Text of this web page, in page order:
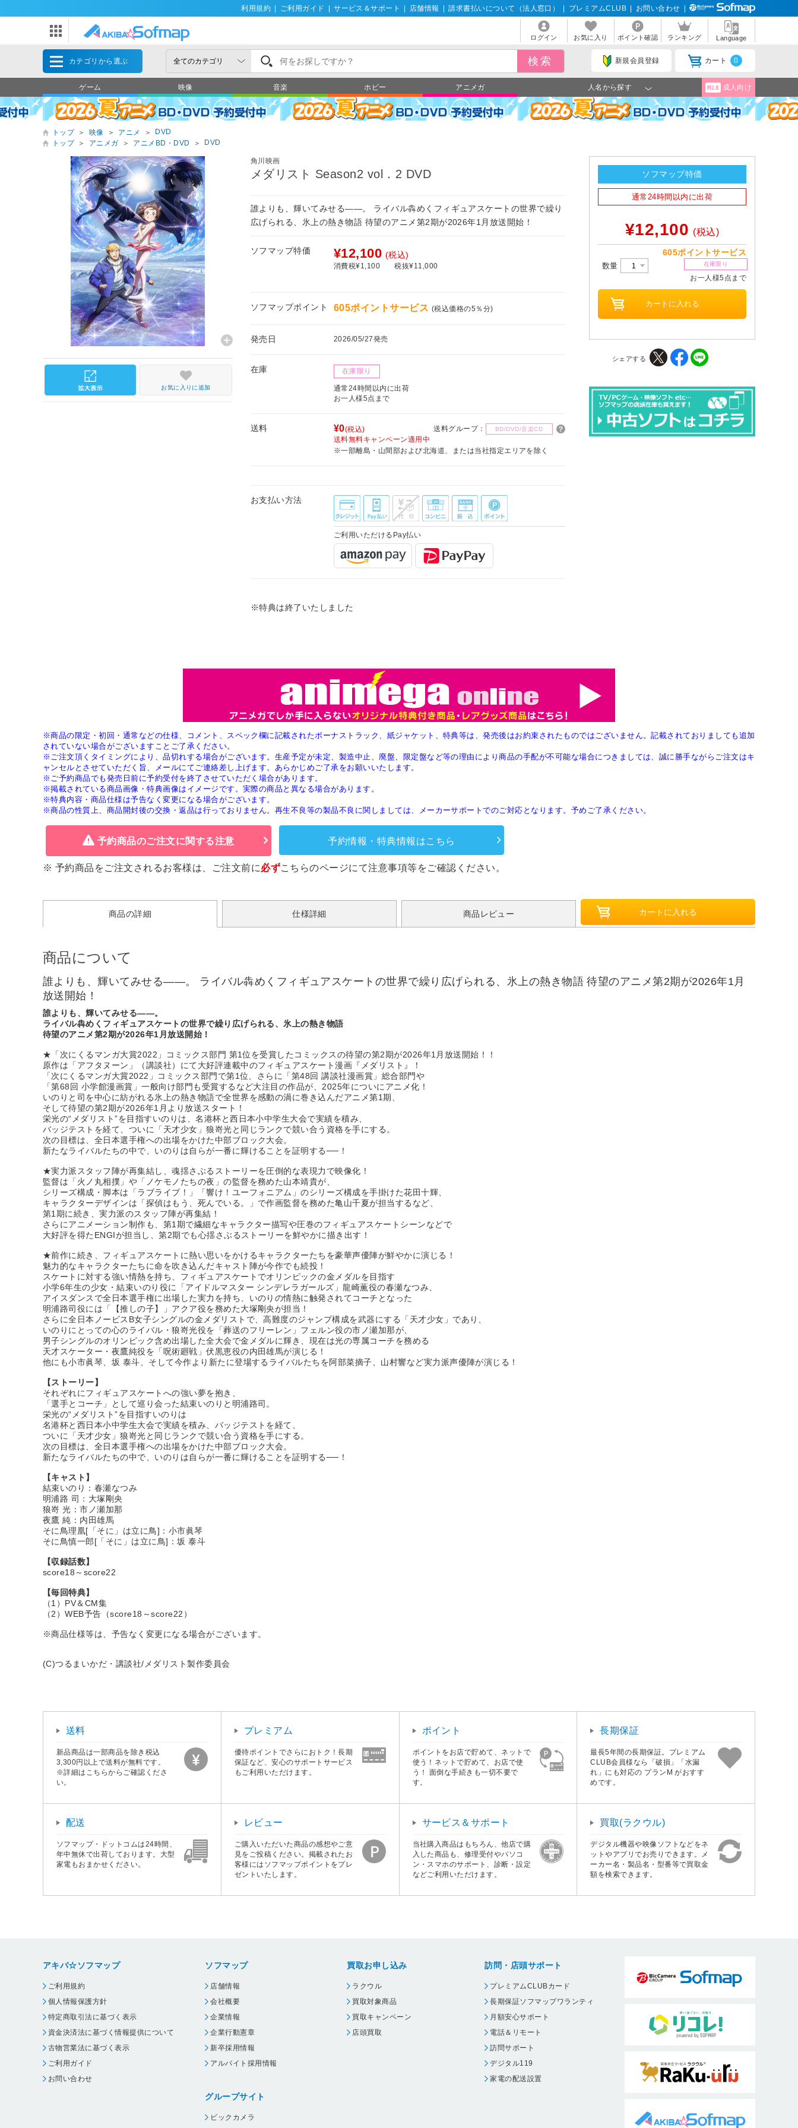
利用規約 ご利用ガイド サービス＆サポート 店舗情報 請求書払いについて（法人窓口） プレミアムCLUB お問い合わせ
ログイン お気に入り ポイント確認 ランキング Language
カテゴリから選ぶ 新規会員登録 カート 0
ゲーム 映像 音楽 ホビー アニメガ 人名から探す R18 成人向け
トップ ＞ 映像 ＞ アニメ ＞
DVD
トップ
＞ アニメガ ＞ アニメBD・DVD ＞ DVD
角川映画
メダリスト Season2 vol．2 DVD
誰よりも、輝いてみせる――。 ライバル犇めくフィギュアスケートの世界で繰り
広げられる、氷上の熱き物語 待望のアニメ第2期が2026年1月放送開始！
ソフマップ特価 ¥12,100 (税込)
消費税¥1,100 税抜¥11,000
ソフマップポイント 605ポイントサービス (税込価格の5％分)
発売日 2026/05/27発売
在庫 在庫限り
通常24時間以内に出荷
お一人様5点まで
送料 ¥0(税込) 送料グループ： BD/DVD/音楽CD
送料無料キャンペーン適用中
※一部離島・山間部および北海道、または当社指定エリアを除く
お支払い方法
ご利用いただけるPay払い
※特典は終了いたしました
お気に入りに追加
ソフマップ特価
通常24時間以内に出荷
¥12,100 (税込)
605ポイントサービス
数量 在庫限り
お一人様5点まで
シェアする
※商品の限定・初回・通常などの仕様、コメント、スペック欄に記載されたボーナストラック、紙ジャケット、特典等は、発売後はお約束されたものではございません。記載されておりましても追加
されていない場合がございますことご了承ください。
※ご注文頂くタイミングにより、品切れする場合がございます。生産予定が未定、製造中止、廃盤、限定盤など等の理由により商品の手配が不可能な場合につきましては、誠に勝手ながらご注文はキ
ャンセルとさせていただく旨、メールにてご連絡差し上げます。あらかじめご了承をお願いいたします。
※ご予約商品でも発売日前に予約受付を終了させていただく場合があります。
※掲載されている商品画像・特典画像はイメージです。実際の商品と異なる場合があります。
※特典内容・商品仕様は予告なく変更になる場合がございます。
※商品の性質上、商品開封後の交換・返品は行っておりません。再生不良等の製品不良に関しましては、メーカーサポートでのご対応となります。予めご了承ください。
予約商品のご注文に関する注意 予約情報・特典情報はこちら
※ 予約商品をご注文されるお客様は、ご注文前に必ずこちらのページにて注意事項等をご確認ください。
商品の詳細 仕様詳細 商品レビュー
商品について
誰よりも、輝いてみせる――。 ライバル犇めくフィギュアスケートの世界で繰り広げられる、氷上の熱き物語 待望のアニメ第2期が2026年1月
放送開始！
誰よりも、輝いてみせる――。
ライバル犇めくフィギュアスケートの世界で繰り広げられる、氷上の熱き物語
待望のアニメ第2期が2026年1月放送開始！
★「次にくるマンガ大賞2022」コミックス部門 第1位を受賞したコミックスの待望の第2期が2026年1月放送開始！！
原作は「アフタヌーン」（講談社）にて大好評連載中のフィギュアスケート漫画『メダリスト』！
「次にくるマンガ大賞2022」コミックス部門で第1位、さらに「第48回 講談社漫画賞」総合部門や
「第68回 小学館漫画賞」一般向け部門も受賞するなど大注目の作品が、2025年についにアニメ化！
いのりと司を中心に紡がれる氷上の熱き物語で全世界を感動の渦に巻き込んだアニメ第1期、
そして待望の第2期が2026年1月より放送スタート！
栄光の“メダリスト”を目指すいのりは、名港杯と西日本小中学生大会で実績を積み、
バッジテストを経て、ついに「天才少女」狼嵜光と同じランクで競い合う資格を手にする。
次の目標は、全日本選手権への出場をかけた中部ブロック大会。
新たなライバルたちの中で、いのりは自らが一番に輝けることを証明する──！
★実力派スタッフ陣が再集結し、魂揺さぶるストーリーを圧倒的な表現力で映像化！
監督は「火ノ丸相撲」や「ノケモノたちの夜」の監督を務めた山本靖貴が、
シリーズ構成・脚本は「ラブライブ！」「響け！ユーフォニアム」のシリーズ構成を手掛けた花田十輝、
キャラクターデザインは「探偵はもう、死んでいる。」で作画監督を務めた亀山千夏が担当するなど、
第1期に続き、実力派のスタッフ陣が再集結！
さらにアニメーション制作も、第1期で繊細なキャラクター描写や圧巻のフィギュアスケートシーンなどで
大好評を得たENGIが担当し、第2期でも心揺さぶるストーリーを鮮やかに描き出す！
★前作に続き、フィギュアスケートに熱い思いをかけるキャラクターたちを豪華声優陣が鮮やかに演じる！
魅力的なキャラクターたちに命を吹き込んだキャスト陣が今作でも続投！
スケートに対する強い情熱を持ち、フィギュアスケートでオリンピックの金メダルを目指す
小学6年生の少女・結束いのり役に「アイドルマスター シンデレラガールズ」龍崎薫役の春瀬なつみ、
アイスダンスで全日本選手権に出場した実力を持ち、いのりの情熱に触発されてコーチとなった
明浦路司役には「【推しの子】」アクア役を務めた大塚剛央が担当！
さらに全日本ノービスB女子シングルの金メダリストで、高難度のジャンプ構成を武器にする「天才少女」であり、
いのりにとっての心のライバル・狼嵜光役を「葬送のフリーレン」フェルン役の市ノ瀬加那が、
男子シングルのオリンピック含め出場した全大会で金メダルに輝き、現在は光の専属コーチを務める
天才スケーター・夜鷹純役を「呪術廻戦」伏黒恵役の内田雄馬が演じる！
他にも小市眞琴、坂 泰斗、そして今作より新たに登場するライバルたちを阿部菜摘子、山村響など実力派声優陣が演じる！
【ストーリー】
それぞれにフィギュアスケートへの強い夢を抱き、
「選手とコーチ」として巡り会った結束いのりと明浦路司。
栄光の“メダリスト”を目指すいのりは
名港杯と西日本小中学生大会で実績を積み、バッジテストを経て、
ついに「天才少女」狼嵜光と同じランクで競い合う資格を手にする。
次の目標は、全日本選手権への出場をかけた中部ブロック大会。
新たなライバルたちの中で、いのりは自らが一番に輝けることを証明する──！
【キャスト】
結束いのり：春瀬なつみ
明浦路 司：大塚剛央
狼嵜 光：市ノ瀬加那
夜鷹 純：内田雄馬
そに鳥理凰[「そに」は立に鳥]：小市眞琴
そに鳥慎一郎[「そに」は立に鳥]：坂 泰斗
【収録話数】
score18～score22
【毎回特典】
（1）PV＆CM集
（2）WEB予告（score18～score22）
※商品仕様等は、予告なく変更になる場合がございます。
(C)つるまいかだ・講談社/メダリスト製作委員会
送料
新品商品は一部商品を除き税込
3,300円以上で送料が無料です。
※詳細はこちらからご確認くださ
い。
プレミアム
優待ポイントでさらにおトク！長期
保証など、安心のサポートサービス
もご利用いただけます。
ポイント
ポイントをお店で貯めて、ネットで
使う！ネットで貯めて、お店で使
う！ 面倒な手続きも一切不要で
す。
長期保証
最長5年間の長期保証。プレミアム
CLUB会員様なら「破損」「水漏
れ」にも対応の プランM がおすす
めです。
配送
ソフマップ・ドットコムは24時間、
年中無休で出荷しております。大型
家電もおまかせください。
レビュー
ご購入いただいた商品の感想やご意
見をご投稿ください。掲載されたお
客様にはソフマップポイントをプレ
ゼントいたします。
サービス＆サポート
当社購入商品はもちろん、他店で購
入した商品も、修理受付やパソコ
ン・スマホのサポート、診断・設定
などご利用いただけます。
買取(ラクウル)
デジタル機器や映像ソフトなどをネ
ットやアプリでお売りできます。メ
ーカー名・製品名・型番等で買取金
額を検索できます。
アキバ☆ソフマップ
ご利用規約
個人情報保護方針
特定商取引法に基づく表示
資金決済法に基づく情報提供について
古物営業法に基づく表示
ご利用ガイド
お問い合わせ
ソフマップ
店舗情報
会社概要
企業情報
企業行動憲章
新卒採用情報
アルバイト採用情報
グループサイト
ビックカメラ
買取お申し込み
ラクウル
買取対象商品
買取キャンペーン
店頭買取
訪問・店頭サポート
プレミアムCLUBカード
長期保証ソフマップワランティ
月額安心サポート
電話＆リモート
訪問サポート
デジタル119
家電の配送設置